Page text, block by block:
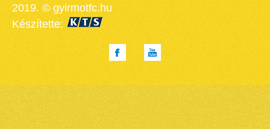
2019. © gyirmotfc.hu
Készítette: